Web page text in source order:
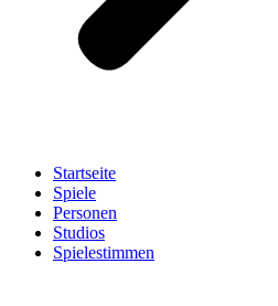
Startseite
Spiele
Personen
Studios
Spielestimmen